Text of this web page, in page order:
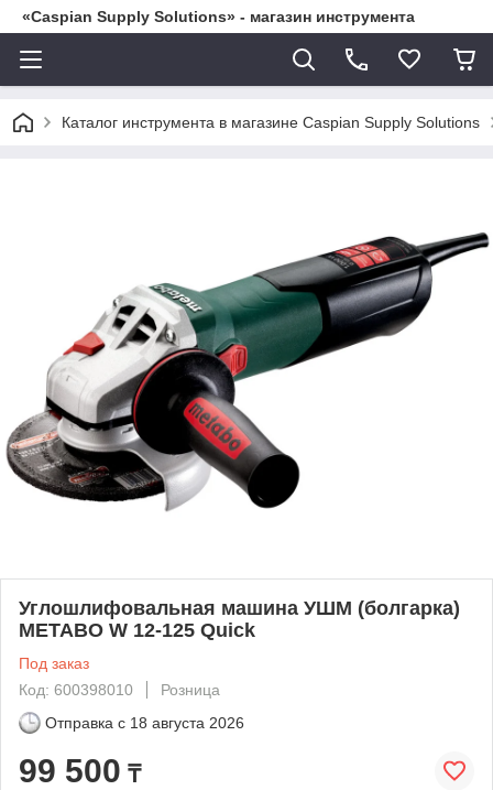
«Caspian Supply Solutions» - магазин инструмента
Каталог инструмента в магазине Caspian Supply Solutions
Углошлифовальная машина УШМ (болгарка)
METABO W 12-125 Quick
Под заказ
Код: 600398010
Розница
Отправка с 18 августа 2026
99 500 ₸